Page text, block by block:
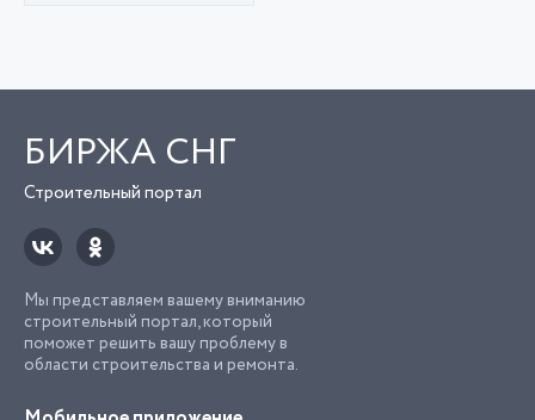
БИРЖА СНГ
Строительный портал
Мы представляем вашему вниманию
строительный портал, который
поможет решить вашу проблему в
области строительства и ремонта.